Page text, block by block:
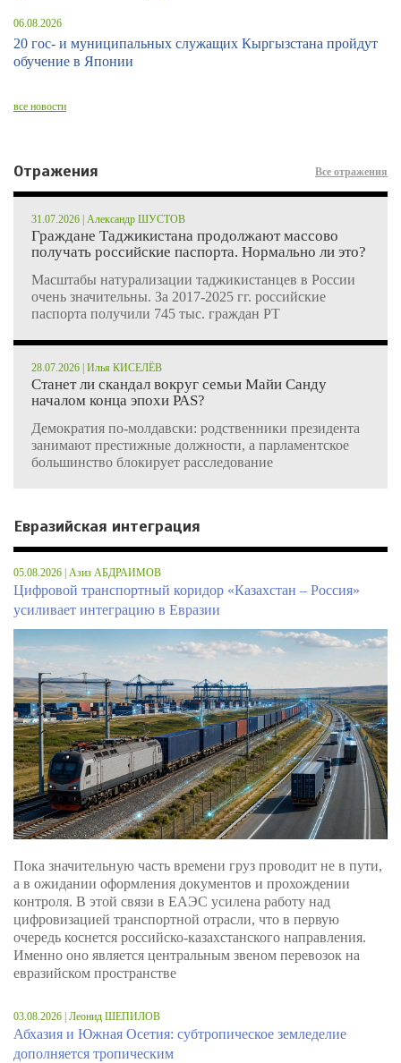
06.08.2026
20 гос- и муниципальных служащих Кыргызстана пройдут
обучение в Японии
все новости
Отражения Все отражения
31.07.2026 | Александр ШУСТОВ
Граждане Таджикистана продолжают массово
получать российские паспорта. Нормально ли это?
Масштабы натурализации таджикистанцев в России
очень значительны. За 2017-2025 гг. российские
паспорта получили 745 тыс. граждан РТ
28.07.2026 | Илья КИСЕЛЁВ
Станет ли скандал вокруг семьи Майи Санду
началом конца эпохи PAS?
Демократия по-молдавски: родственники президента
занимают престижные должности, а парламентское
большинство блокирует расследование
Евразийская интеграция
05.08.2026 | Азиз АБДРАИМОВ
Цифровой транспортный коридор «Казахстан – Россия»
усиливает интеграцию в Евразии
Пока значительную часть времени груз проводит не в пути,
а в ожидании оформления документов и прохождении
контроля. В этой связи в ЕАЭС усилена работу над
цифровизацией транспортной отрасли, что в первую
очередь коснется российско-казахстанского направления.
Именно оно является центральным звеном перевозок на
евразийском пространстве
03.08.2026 | Леонид ШЕПИЛОВ
Абхазия и Южная Осетия: субтропическое земледелие
дополняется тропическим